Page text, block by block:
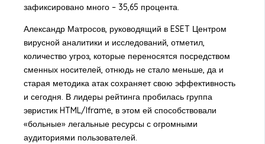
зафиксировано много – 35,65 процента.
Александр Матросов, руководящий в ESET Центром
вирусной аналитики и исследований, отметил,
количество угроз, которые переносятся посредством
сменных носителей, отнюдь не стало меньше, да и
старая методика атак сохраняет свою эффективность
и сегодня. В лидеры рейтинга пробилась группа
эвристик HTML/Iframe, в этом ей способствовали
«больные» легальные ресурсы с огромными
аудиториями пользователей.